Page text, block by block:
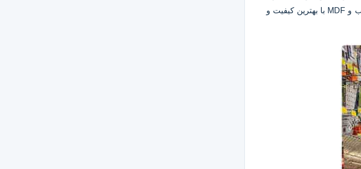
ابزارآلات نجاری مانند اره های نجاری سنباده برقی گیره و پیچ دستی دستگاه های CNC چوب و MDF با بهترین کیفیت و